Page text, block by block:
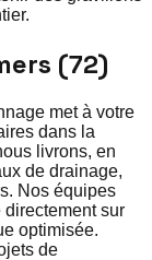
(72)
met à votre
dans la
livrons, en
de drainage,
Nos équipes
sur
optimisée.
de